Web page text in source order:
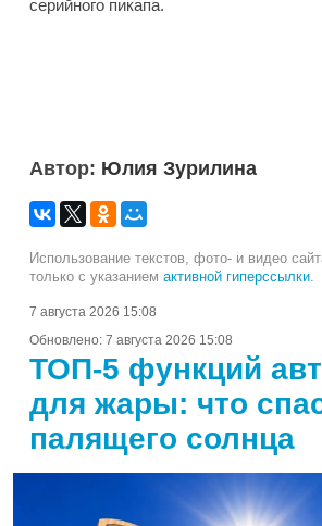
серийного пикапа.
Автор: Юлия Зурилина
Использование текстов, фото- и видео
только с указанием активной гиперссылки.
7 августа 2026 15:08
Обновлено: 7 августа 2026 15:08
ТОП-5 функций
для жары: что
палящего солнца